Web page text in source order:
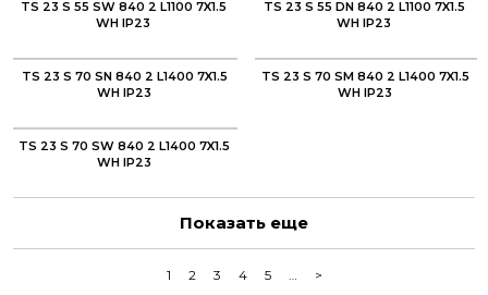
TS 23 S 55 SW 840 2 L1100 7X1.5
WH IP23
TS 23 S 55 DN 840 2 L1100 7X1.5
WH IP23
TS 23 S 70 SN 840 2 L1400 7X1.5
WH IP23
TS 23 S 70 SM 840 2 L1400 7X1.5
WH IP23
TS 23 S 70 SW 840 2 L1400 7X1.5
WH IP23
Показать еще
1 2 3 4 5 … >